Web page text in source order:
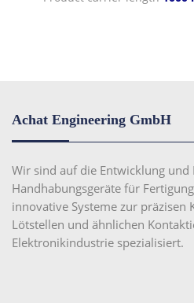
Achat Engineering GmbH
Wir sind auf die Entwicklung
Handhabungsgeräte für
innovative Systeme zur präzisen
Lötstellen und ähnlichen
Elektronikindustrie spezialisiert.